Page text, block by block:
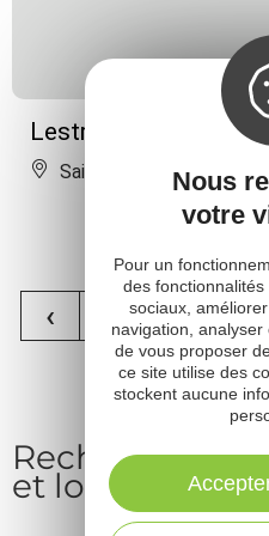
Lestrade - Frédéric
Saint-Amans-des-Côts
‹ ... 124
129 130
Recherches
et locations
Nous
votre
Pour un
des
sociaux,
navigation,
de vous proposer
ce site utilise des
stockent aucune